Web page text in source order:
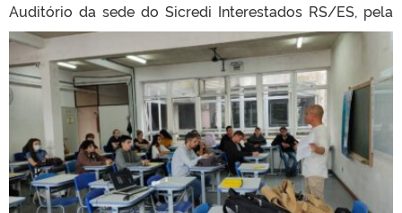
Auditório da sede do Sicredi Interestados RS/ES, pela